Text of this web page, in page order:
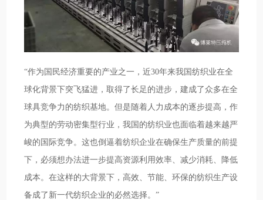
“作为国民经济重要的产业之一，近30年来我国纺织业在全
球化背景下突飞猛进，取得了长足的进步，建成了众多在全
球具竞争力的纺织基地。但是随着人力成本的逐步提高，作
为典型的劳动密集型行业，我国的纺织业也面临着越来越严
峻的国际竞争。这也倒逼着纺织企业在确保生产质量的前提
下，必须想办法进一步提高资源利用效率、减少消耗、降低
成本。在这样的大背景下，高效、节能、环保的纺织生产设
备成了新一代纺织企业的必然选择。”